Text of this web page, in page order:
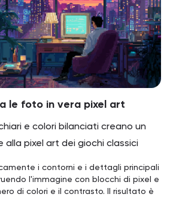
le foto in vera pixel art
e colori bilanciati creano un
alla pixel art dei giochi classici
i contorni e i dettagli principali
l'immagine con blocchi di pixel e
di colori e il contrasto. Il risultato è